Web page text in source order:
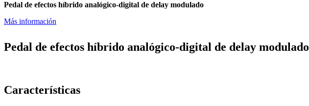
Pedal de efectos híbrido analógico-digital de delay modulado
Más información
Pedal de efectos híbrido analógico-digital de delay modulado
Características